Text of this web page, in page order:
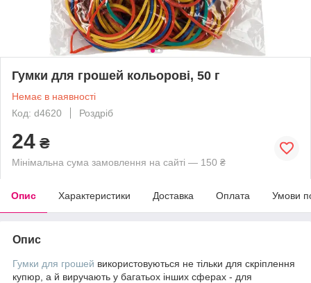
Гумки для грошей кольорові, 50 г
Немає в наявності
Код: d4620
Роздріб
24 ₴
Мінімальна сума замовлення на сайті — 150 ₴
Опис Характеристики Доставка Оплата Умови
Опис
Гумки для грошей використовуються не тільки для скріплення
купюр, а й виручають у багатьох інших сферах - для